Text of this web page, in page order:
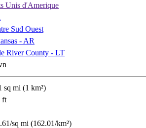
Unis d'Amerique
Sud Ouest
- AR
River County - LT
sq mi (1 km²)
ft
sq mi (162.01/km²)